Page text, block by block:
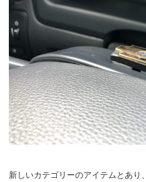
新しいカテゴリーのアイテムとあり